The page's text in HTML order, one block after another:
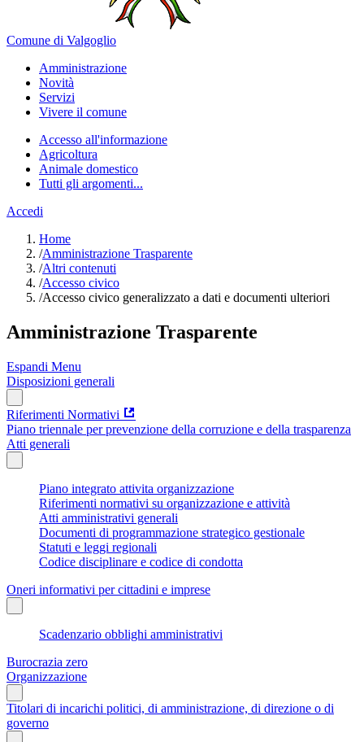
Comune di Valgoglio
Amministrazione
Novità
Servizi
Vivere il comune
Accesso all'informazione
Agricoltura
Animale domestico
Tutti gli argomenti...
Accedi
Home
/Amministrazione Trasparente
/Altri contenuti
/Accesso civico
/Accesso civico generalizzato a dati e documenti ulteriori
Amministrazione Trasparente
Espandi Menu
Disposizioni generali
Riferimenti Normativi
Piano triennale per prevenzione della corruzione e della trasparenza
Atti generali
Piano integrato attivita organizzazione
Riferimenti normativi su organizzazione e attività
Atti amministrativi generali
Documenti di programmazione strategico gestionale
Statuti e leggi regionali
Codice disciplinare e codice di condotta
Oneri informativi per cittadini e imprese
Scadenzario obblighi amministrativi
Burocrazia zero
Organizzazione
Titolari di incarichi politici, di amministrazione, di direzione o di
governo